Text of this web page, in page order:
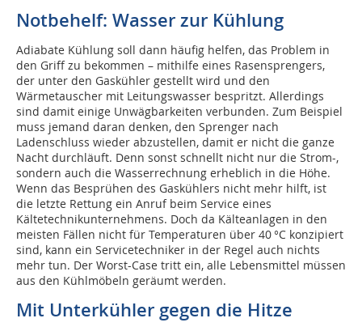
Notbehelf: Wasser zur Kühlung
Adiabate Kühlung soll dann häufig helfen, das Problem in
den Griff zu bekommen – mithilfe eines Rasensprengers,
der unter den Gaskühler gestellt wird und den
Wärmetauscher mit Leitungswasser bespritzt. Allerdings
sind damit einige Unwägbarkeiten verbunden. Zum Beispiel
muss jemand daran denken, den Sprenger nach
Ladenschluss wieder abzustellen, damit er nicht die ganze
Nacht durchläuft. Denn sonst schnellt nicht nur die Strom-,
sondern auch die Wasserrechnung erheblich in die Höhe.
Wenn das Besprühen des Gaskühlers nicht mehr hilft, ist
die letzte Rettung ein Anruf beim Service eines
Kältetechnikunternehmens. Doch da Kälteanlagen in den
meisten Fällen nicht für Temperaturen über 40 °C konzipiert
sind, kann ein Servicetechniker in der Regel auch nichts
mehr tun. Der Worst-Case tritt ein, alle Lebensmittel müssen
aus den Kühlmöbeln geräumt werden.
Mit Unterkühler gegen die Hitze